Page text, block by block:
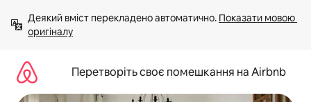
вмісту
Деякий вміст перекладено автоматично. Показати мовою
оригіналу
Перетворіть своє помешкання на Airbnb